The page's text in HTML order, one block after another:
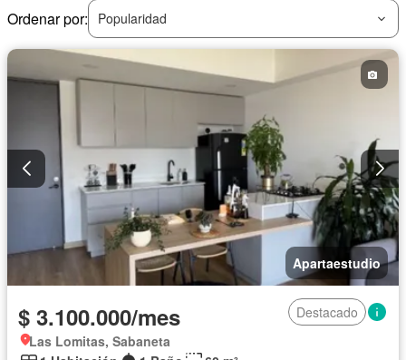
Ordenar por:
Popularidad
Apartaestudio
$ 3.100.000/mes
Destacado
Las Lomitas, Sabaneta